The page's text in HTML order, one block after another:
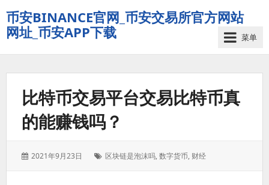
币安BINANCE官网_币安交易所官方网站
网址_币安APP下载
菜单
比特币交易平台交易比特币真
的能赚钱吗？
发
2021年9月23日
标
区块链是泡沫吗,数字货币, 财经